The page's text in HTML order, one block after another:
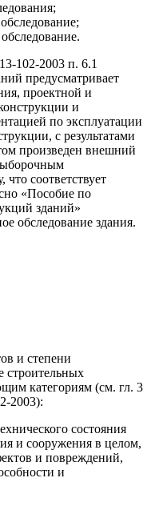
102-2003 п. 6.1
предусматривает
проектной и
и
по эксплуатации
с результатами
произведен внешний
соответствует
«Пособие по
зданий»
обследование здания.
и степени
строительных
категориям (см. гл. 3
2003):
состояния
и сооружения в целом,
и повреждений,
и